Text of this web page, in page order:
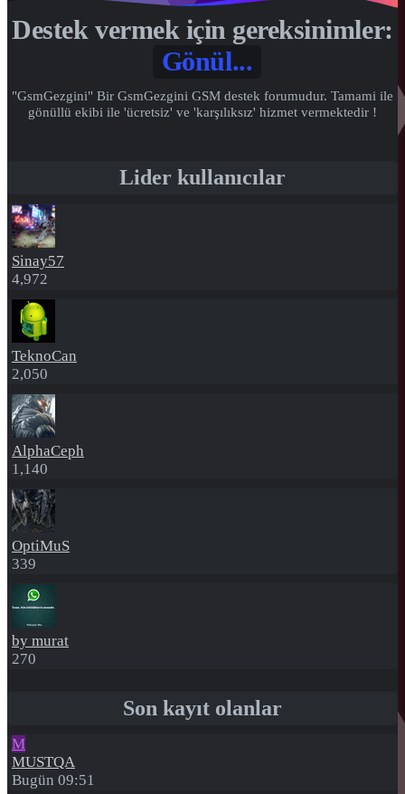
Destek vermek için gereksinimler:
Gönül...
"GsmGezgini" Bir GsmGezgini GSM destek forumudur. Tamami ile
gönüllü ekibi ile 'ücretsiz' ve 'karşılıksız' hizmet vermektedir !
Lider kullanıcılar
Sinay57
4,972
TeknoCan
2,050
AlphaCeph
1,140
OptiMuS
339
by murat
270
Son kayıt olanlar
M
MUSTQA
Bugün 09:51